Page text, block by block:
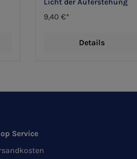
Licht der Auferstehung
9,40 €*
Details
Service